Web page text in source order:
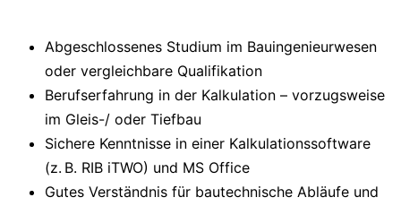
Abgeschlossenes Studium im Bauingenieurwesen
oder vergleichbare Qualifikation
Berufserfahrung in der Kalkulation – vorzugsweise
im Gleis-/ oder Tiefbau
Sichere Kenntnisse in einer Kalkulationssoftware
(z. B. RIB iTWO) und MS Office
Gutes Verständnis für bautechnische Abläufe und